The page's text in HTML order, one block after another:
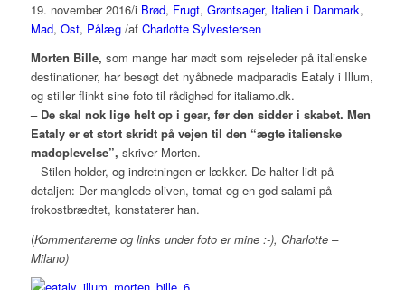
19. november 2016/i Brød, Frugt, Grøntsager, Italien i Danmark,
Mad, Ost, Pålæg /af Charlotte Sylvestersen
Morten Bille, som mange har mødt som rejseleder på italienske
destinationer, har besøgt det nyåbnede madparadis Eataly i Illum,
og stiller flinkt sine foto til rådighed for italiamo.dk.
– De skal nok lige helt op i gear, før den sidder i skabet. Men
Eataly er et stort skridt på vejen til den “ægte italienske
madoplevelse”, skriver Morten.
– Stilen holder, og indretningen er lækker. De halter lidt på
detaljen: Der manglede oliven, tomat og en god salami på
frokostbrædtet, konstaterer han.
(Kommentarerne og links under foto er mine :-), Charlotte –
Milano)